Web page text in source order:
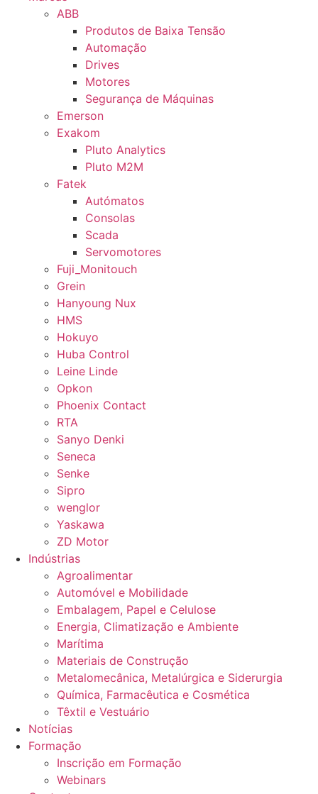
ABB
Produtos de Baixa Tensão
Automação
Drives
Motores
Segurança de Máquinas
Emerson
Exakom
Pluto Analytics
Pluto M2M
Fatek
Autómatos
Consolas
Scada
Servomotores
Fuji_Monitouch
Grein
Hanyoung Nux
HMS
Hokuyo
Huba Control
Leine Linde
Opkon
Phoenix Contact
RTA
Sanyo Denki
Seneca
Senke
Sipro
wenglor
Yaskawa
ZD Motor
Indústrias
Agroalimentar
Automóvel e Mobilidade
Embalagem, Papel e Celulose
Energia, Climatização e Ambiente
Marítima
Materiais de Construção
Metalomecânica, Metalúrgica e Siderurgia
Química, Farmacêutica e Cosmética
Têxtil e Vestuário
Notícias
Formação
Inscrição em Formação
Webinars